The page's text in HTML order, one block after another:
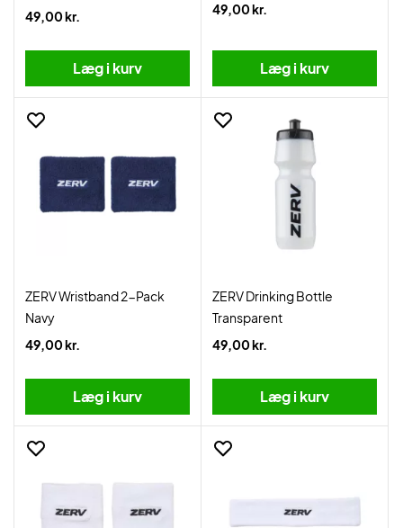
49,00 kr.
Læg i kurv
49,00 kr.
Læg i kurv
ZERV Wristband 2-Pack
Navy
49,00 kr.
Læg i kurv
ZERV Drinking Bottle
Transparent
49,00 kr.
Læg i kurv